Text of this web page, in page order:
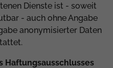
Dienste ist - soweit
- auch ohne Angabe
anonymisierter Daten
Haftungsausschlusses